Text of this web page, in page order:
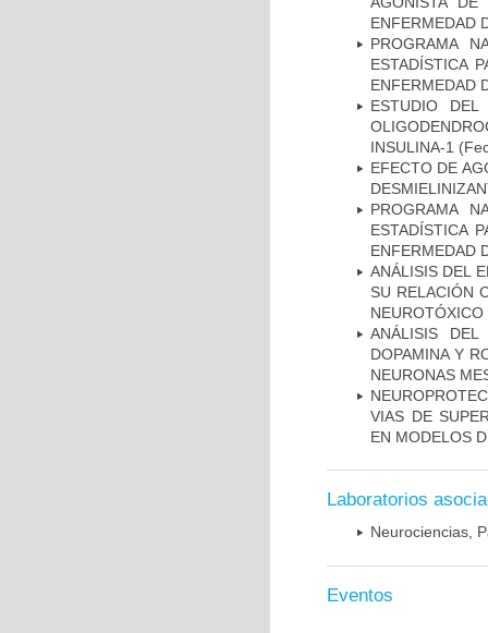
ENFERMEDAD
PROGRAMA
ESTADÍSTICA
ENFERMEDAD
ESTUDIO
INSULINA-1
EFECTO DE
PROGRAMA
ESTADÍSTICA
ENFERMEDAD
ANÁLISIS DEL
SU RELACIÓN
NEUROTÓXICO
ANÁLISIS
DOPAMINA Y
NEURONAS
VIAS DE
EN MODELOS
Laboratorios
Neurociencias,
Eventos